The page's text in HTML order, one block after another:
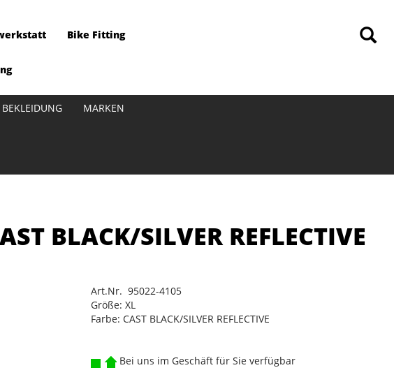
Bike Fitting
BEKLEIDUNG MARKEN
BLACK/SILVER REFLECTIVE
Art.Nr. 95022-4105
Größe: XL
Farbe: CAST BLACK/SILVER REFLECTIVE
Bei uns im Geschäft für Sie verfügbar